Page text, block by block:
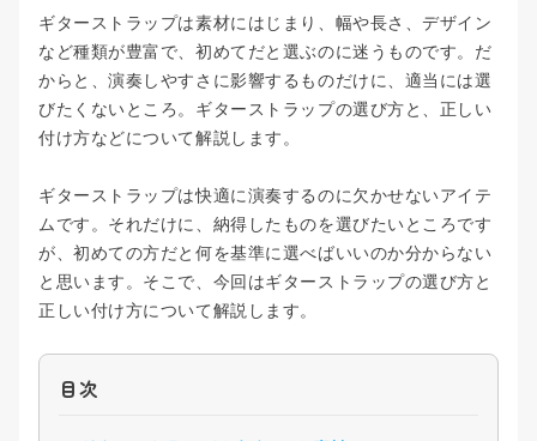
メタル/ハードロックコース
ソウル/ファンクコース
ソロギターコース
作編曲・音楽理論・DTMコース
音作り・エフェクターコース
中・上級コース
ウクレレコース
赤羽本校
Beeピアノスクール
Beeボイススクール
Beeベーススクール
ギターストラップは素材にはじまり、幅や長さ、デザイン
など種類が豊富で、初めてだと選ぶのに迷うものです。だ
からと、演奏しやすさに影響するものだけに、適当には選
びたくないところ。ギターストラップの選び方と、正しい
付け方などについて解説します。
ギターストラップは快適に演奏するのに欠かせないアイテ
ムです。それだけに、納得したものを選びたいところです
が、初めての方だと何を基準に選べばいいのか分からない
と思います。そこで、今回はギターストラップの選び方と
正しい付け方について解説します。
目次